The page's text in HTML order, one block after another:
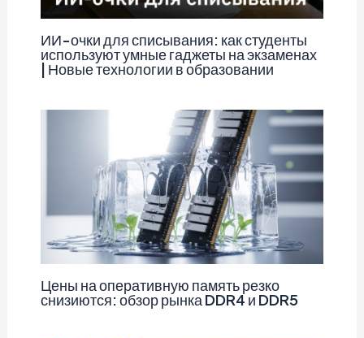
ИИ-очки для списывания: как студенты
используют умные гаджеты на экзаменах
| Новые технологии в образовании
Цены на оперативную память резко
снизиются: обзор рынка DDR4 и DDR5